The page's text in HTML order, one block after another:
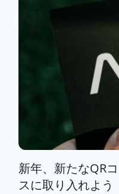
新年、新たなQR
スに取り入れよう